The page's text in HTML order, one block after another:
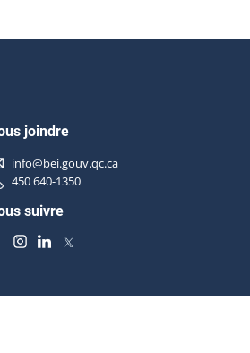
joindre
info@bei.gouv.qc.ca
450 640-1350
suivre